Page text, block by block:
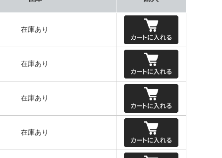
在庫あり
在庫あり
在庫あり
在庫あり